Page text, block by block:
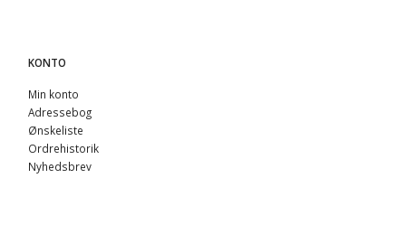
KONTO
Min konto
Adressebog
Ønskeliste
Ordrehistorik
Nyhedsbrev